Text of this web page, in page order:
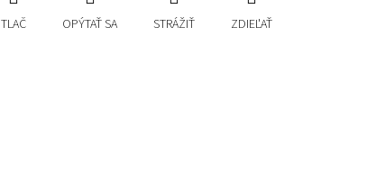
TLAČ OPÝTAŤ SA STRÁŽIŤ ZDIEĽAŤ